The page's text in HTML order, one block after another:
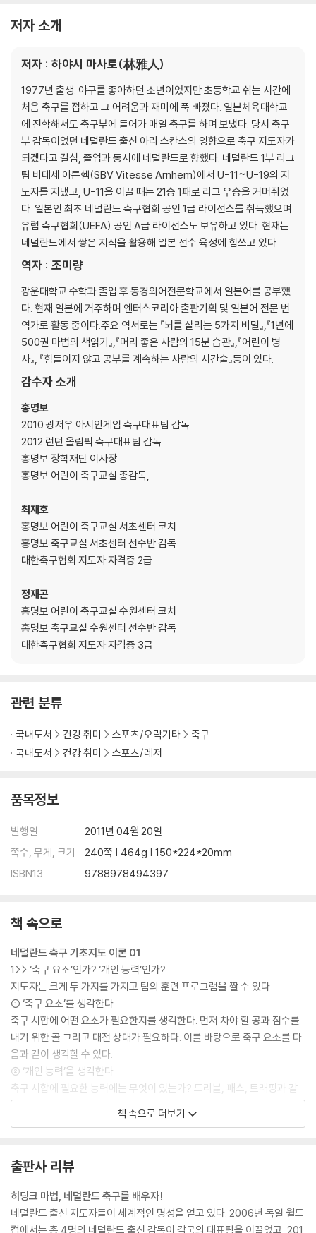
시합분석01 기본적인 시합의 흐름
시합분석03 시합을 관찰하는 눈을 기른다
분석표 작성하기
시합분석01 시합의 기본 정보
시합분석02 시합 시작 시의 포메이션
시합분석03 시합 전체의 흐름 (전반)
시합분석04 시합 전체의 흐름 (후반)
시합분석05 장면1>볼 포제션 오퍼넌트
시합분석06 장면2>수비→공격 전환 시
시합분석07 장면3>볼 포제션 (공격할 때)
시합분석08 장면4>공격→수비 전환 시
시합분석09 전개 변경 + 교체 선수
시합분석10 세트 플레이
시합분석11 득점 장면
시합분석12 시합을 분석해 문제점 찾기
시합분석13 초급~중급 레벨의 분석
시합분석14 훈련 분석과 피드백
시합분석15 잘못된 트레이닝의 전형적인 예
시합분석16 시합 분석 시험
제3장 공격 과제 해결 프로그램
CASE 1>>골키퍼부터 공격을 전개할 수 없다
CASE 2>>수비수부터 패스가 연결되지 않는다
CASE 3>>공을 앞으로 보낼 수 없다
CASE 4>>미드필드의 공간이 좁아진다
CASE 5>>공을 공격지역으로 가져가지 못한다
CASE 7>>미드필더가 포워드에게 공은 주지만 고립될 경우에는 지원하
지 않는다
CASE 8>>슈팅으로 마무리하기 어렵
CASE 9>>공격이 중앙에 편중되어 슈팅하기 어렵다
제4장 수비 과제 해결 프로그램
CASE 1>>최전방의 압박이 어렵다
CASE 2>>상대팀이 손쉽게 공을 전방으로 보낼 수 있도록 한다
CASE 6>>압박해도 돌파당한다
칼럼03 토털 사커의 상징인 크루이프의 명언
CASE 1>> 공수 전환의 중요성을 모른다
CASE 2>>공→수, 뺏긴 공에 다가갈 수 없다
CASE 3>>공→수, 압박해도 돌파당한다
CASE 4>> 수→공, 뺏은 공을 아무 생각 없이 멀리 찬다
CASE 5>>수→공, 앞으로 공격을 전개할 수 있는데도 쓸데없이 패스한다
CASE ６>> 수→공, 공을 뺏은 뒤에 패스할 곳이 없다
칼럼04 패스는 하는 사람이 결정하나? 받는 사람이 결정하나?
제6장 상대팀 분석을 통해 이끌어낸 실전대책 프로그램
CASE 1>>긴 패스를 많이 활용하는 팀과는 어떻게 싸울 것인가?
CASE 2>>운동량이 많은 팀과는 어떻게 싸울 것인가?
CASE 3>>패스워크가 강한 팀과는 어떻게 싸울 것인가?
CASE 4>>한쪽 측면이 강한 팀과는 어떻게 싸울 것인가?
CASE 5>>압박이 빠른 팀과는 어떻게 싸울 것인가?
CASE 6>>수비 진영으로 내려가 수비에 치중하는 팀과는 어떻게 싸울 것
인가?
CASE 7>>지고 있는 상황에서 꼭 이겨야만 할 때, 어떻게 싸울 것인가?
칼럼05 역시 히딩크는 대단했다!
CASE 1>>액션의 횟수를 늘린다
CASE 2>>많은 액션을 유지한다
저자 소개
저자 : 하야시 마사토(林雅人)
1977년 출생. 야구를 좋아하던 소년이었지만 초등학교 쉬는 시간에
처음 축구를 접하고 그 어려움과 재미에 푹 빠졌다. 일본체육대학교
에 진학해서도 축구부에 들어가 매일 축구를 하며 보냈다. 당시 축구
부 감독이었던 네덜란드 출신 아리 스칸스의 영향으로 축구 지도자가
되겠다고 결심, 졸업과 동시에 네덜란드로 향했다. 네덜란드 1부 리그
팀 비테세 아른헴(SBV Vitesse Arnhem)에서 U-11~U-19의 지
도자를 지냈고, U-11을 이끌 때는 21승 1패로 리그 우승을 거머쥐었
다. 일본인 최초 네덜란드 축구협회 공인 1급 라이선스를 취득했으며
유럽 축구협회(UEFA) 공인 A급 라이선스도 보유하고 있다. 현재는
네덜란드에서 쌓은 지식을 활용해 일본 선수 육성에 힘쓰고 있다.
역자 : 조미량
광운대학교 수학과 졸업 후 동경외어전문학교에서 일본어를 공부했
다. 현재 일본에 거주하며 엔터스코리아 출판기획 및 일본어 전문 번
역가로 활동 중이다.주요 역서로는 『뇌를 살리는 5가지 비밀』,『1년에
500권 마법의 책읽기』,『머리 좋은 사람의 15분 습관』,『어린이 병
사』, 『힘들이지 않고 공부를 계속하는 사람의 시간술』등이 있다.
감수자 소개
홍명보
2010 광저우 아시안게임 축구대표팀 감독
2012 런던 올림픽 축구대표팀 감독
홍명보 장학재단 이사장
홍명보 어린이 축구교실 총감독,
최재호
홍명보 어린이 축구교실 서초센터 코치
홍명보 축구교실 서초센터 선수반 감독
대한축구협회 지도자 자격증 2급
정재곤
홍명보 어린이 축구교실 수원센터 코치
홍명보 축구교실 수원센터 선수반 감독
대한축구협회 지도자 자격증 3급
관련 분류
국내도서 건강 취미 스포츠/오락기타
축구
국내도서
건강 취미 스포츠/레저
품목정보
발행일
2011년 04월 20일
쪽수, 무게, 크기
240쪽 | 464g | 150*224*20mm
ISBN13
9788978494397
책 속으로
네덜란드 축구 기초지도 이론 01
1>> ‘축구 요소’인가? ‘개인 능력’인가?
지도자는 크게 두 가지를 가지고 팀의 훈련 프로그램을 짤 수 있다.
① ‘축구 요소’를 생각한다
축구 시합에 어떤 요소가 필요한지를 생각한다. 먼저 차야 할 공과 점수를
내기 위한 골 그리고 대전 상대가 필요하다. 이를 바탕으로 축구 요소를 다
음과 같이 생각할 수 있다.
② ‘개인 능력’을 생각한다
축구 시합에 필요한 능력에는 무엇이 있는가? 드리블, 패스, 트래핑과 같
은 기술을 말할 수 있다. 이를 바탕으로 개인 능력을 다음과 같이 생각할 수
것인가? 언뜻 보면 별 차이가 없는 것 같지만 실제 프로그램을 짜보면 그
차이를 확실히 알 수 있다.
실제로 ②를 통해 짤 수 있는 훈련 프로그램은 반복 훈련뿐이다. 드리블을
능숙하게 하기 위해 끊임없이 콘 사이를 지그재그로 왕복하고 원활한 패스
책 속으로 더보기
출판사 리뷰
히딩크 마법, 네덜란드 축구를 배우자!
네덜란드 출신 지도자들이 세계적인 명성을 얻고 있다. 2006년 독일 월드
컵에서는 총 4명의 네덜란드 출신 감독이 각국의 대표팀을 이끌었고, 201